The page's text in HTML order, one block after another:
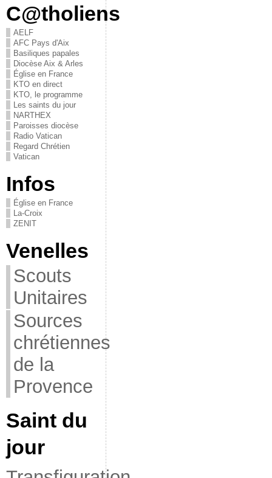
C@tholiens
AELF
AFC Pays d'Aix
Basiliques papales
Diocèse Aix & Arles
Église en France
KTO en direct
KTO, le programme
Les saints du jour
NARTHEX
Paroisses diocèse
Radio Vatican
Regard Chrétien
Vatican
Infos
Église en France
La-Croix
ZENIT
Venelles
Scouts
Unitaires
Sources
chrétiennes
de la
Provence
Saint du
jour